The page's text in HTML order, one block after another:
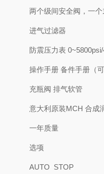
两个级间安全阀，一
进气过滤器
防震压力表
操作手册 备件手册（
充瓶阀 排气软管
意大利原装MCH 合成
一年质量
选项
AUTO STOP